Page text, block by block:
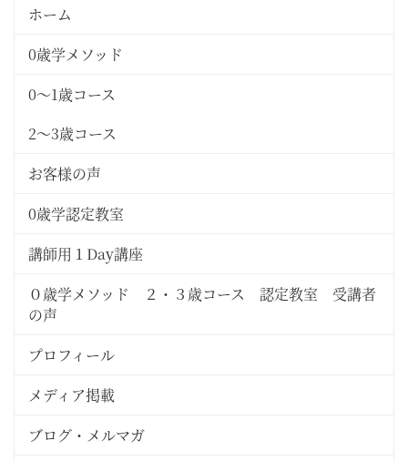
ホーム
0歳学メソッド
0～1歳コース
2〜3歳コース
お客様の声
0歳学認定教室
講師用１Day講座
０歳学メソッド ２・３歳コース 認定教室 受講者
の声
プロフィール
メディア掲載
ブログ・メルマガ